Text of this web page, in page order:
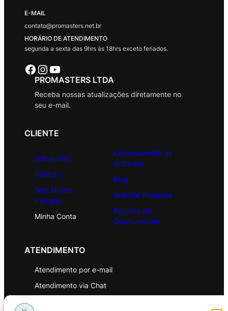
E-MAIL
contato@promasters.net.br
HORÁRIO DE ATENDIMENTO
segunda a sexta das 9hrs às 18hrs exceto feriados.
Facebook Instagram Youtube
PROMASTERS LTDA
Receba nossas atualizações diretamente no
seu e-mail.
CLIENTE
Sobre Nós
Contato
Seja Nosso
Parceiro
Minha Conta
Licenciamento de
Software
Blog
Solicitar Proposta
Registro de
Oportunidade
ATENDIMENTO
Atendimento por e-mail
Atendimento via Chat